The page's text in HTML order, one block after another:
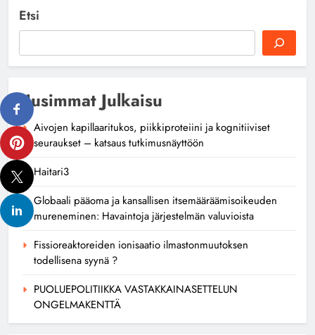
Etsi
Uusimmat Julkaisu
Aivojen kapillaaritukos, piikkiproteiini ja kognitiiviset
seuraukset – katsaus tutkimusnäyttöön
Haitari3
Globaali pääoma ja kansallisen itsemääräämisoikeuden
mureneminen: Havaintoja järjestelmän valuvioista
Fissioreaktoreiden ionisaatio ilmastonmuutoksen
todellisena syynä ?
PUOLUEPOLITIIKKA VASTAKKAINASETTELUN
ONGELMAKENTTÄ